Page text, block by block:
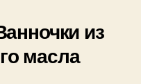
из
масла